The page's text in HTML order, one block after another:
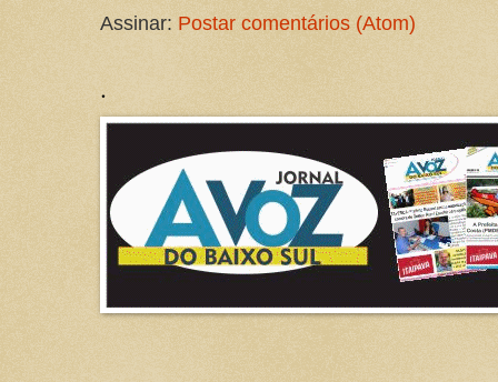
Assinar: Postar comentários (Atom)
.